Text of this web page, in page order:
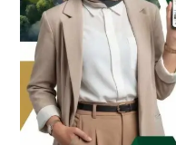
RDA
LAND